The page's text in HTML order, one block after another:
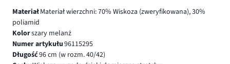
MateriałMateriał wierzchni: 70% Wiskoza (zweryfikowana), 30%
poliamid
Kolorszary melanż
Numer artykułu96115295
Długość96 cm (w rozm. 40/42)